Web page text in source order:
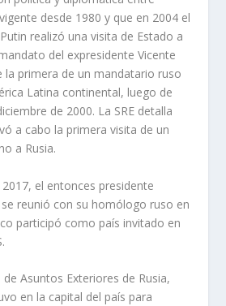
desde 1980 y que en 2004 el
realizó una visita de Estado a
del expresidente Vicente
la primera de un mandatario ruso
Latina continental, luego de
de 2000. La SRE detalla
a cabo la primera visita de un
a Rusia.
el entonces presidente
reunió con su homólogo ruso en
participó como país invitado en
Asuntos Exteriores de Rusia,
en la capital del país para